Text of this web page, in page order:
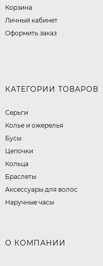
Корзина
Личный кабинет
Оформить заказ
КАТЕГОРИИ ТОВАРОВ
Серьги
Колье и ожерелья
Бусы
Цепочки
Кольца
Браслеты
Аксессуары для волос
Наручные часы
О КОМПАНИИ